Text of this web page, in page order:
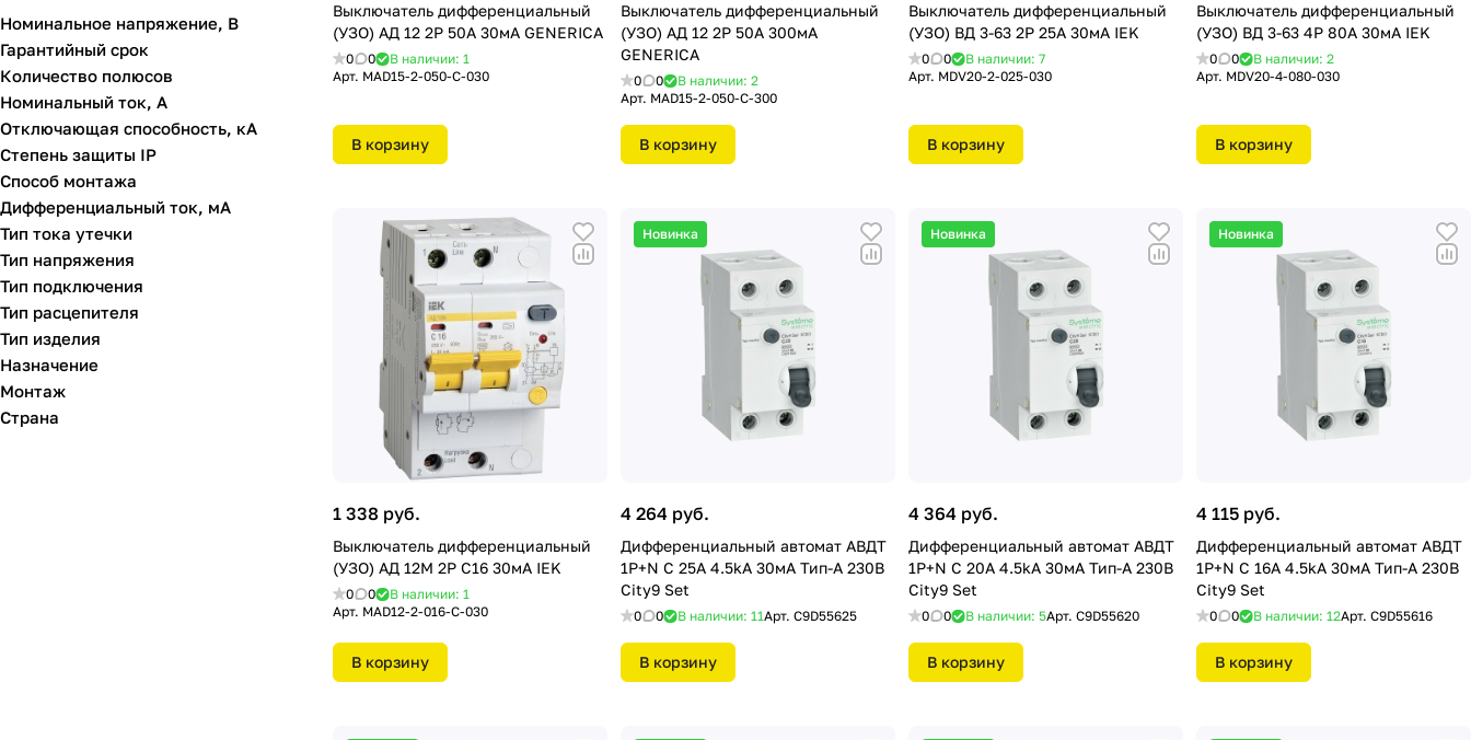
Выключатель дифференциальный
(УЗО) АД 12 2Р 50А 30мА GENERICA
0 0
В наличии: 1
Арт. MAD15-2-050-C-030
В корзину
Выключатель дифференциальный
(УЗО) АД 12 2Р 50А 300мА
GENERICA
0 0
В наличии: 2
Арт. MAD15-2-050-C-300
В корзину
Выключатель дифференциальный
(УЗО) ВД 3-63 2Р 25А 30мА IEK
0 0
В наличии: 7
Арт. MDV20-2-025-030
В корзину
Выключатель дифференциальный
(УЗО) ВД 3-63 4Р 80А 30мА IEK
0 0
В наличии: 2
Арт. MDV20-4-080-030
В корзину
1 338 руб.
Выключатель дифференциальный
(УЗО) АД 12М 2Р С16 30мА IEK
0 0
В наличии: 1
Арт. MAD12-2-016-C-030
В корзину
Новинка
4 264 руб.
Дифференциальный автомат АВДТ
1P+N С 25А 4.5kA 30мА Тип-A 230В
City9 Set
0 0 В наличии: 11Арт. C9D55625
В корзину
Новинка
4 364 руб.
Дифференциальный автомат АВДТ
1P+N С 20А 4.5kA 30мА Тип-A 230В
City9 Set
0 0 В наличии: 5Арт. C9D55620
В корзину
Новинка
4 115 руб.
Дифференциальный автомат АВДТ
1P+N С 16А 4.5kA 30мА Тип-A 230В
City9 Set
0 0 В наличии: 12Арт. C9D55616
В корзину
Номинальное напряжение, В
Гарантийный срок
Количество полюсов
Номинальный ток, А
Отключающая способность, кА
Степень защиты IP
Способ монтажа
Дифференциальный ток, мА
Тип тока утечки
Тип напряжения
Тип подключения
Тип расцепителя
Тип изделия
Назначение
Монтаж
Страна